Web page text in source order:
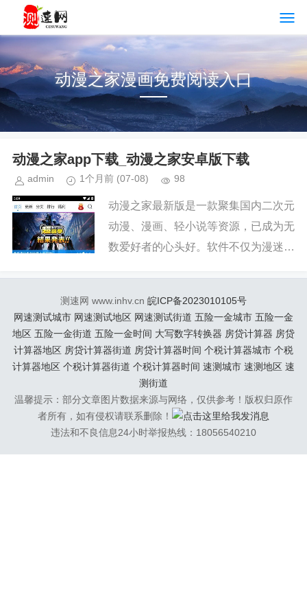
动漫之家漫画免费阅读入口
动漫之家app下载_动漫之家安卓版下载
admin 1个月前 (07-08) 98
动漫之家最新版是一款聚集国内二次元
动漫、漫画、轻小说等资源，已成为无
数爱好者的心头好。软件不仅为漫迷汇
连载与更新，追番之...
测速网 www.inhv.cn 皖ICP备2023010105号
网速测试城市 网速测试地区 网速测试街道 五险一金城市 五险一金
地区 五险一金街道 五险一金时间 大写数字转换器 房贷计算器 房贷
计算器地区 房贷计算器街道 房贷计算器时间 个税计算器城市 个税
计算器地区 个税计算器街道 个税计算器时间 速测城市 速测地区 速
测街道
温馨提示：部分文章图片数据来源与网络，仅供参考！版权归原作
者所有，如有侵权请联系删除！
违法和不良信息24小时举报热线：18056540210